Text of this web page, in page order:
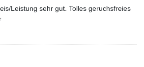
Leistung sehr gut. Tolles geruchsfreies